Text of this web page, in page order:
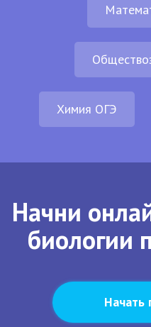
Химия ОГЭ
Начни
биологии
Начать